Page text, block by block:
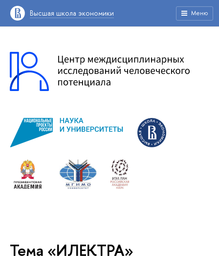
Высшая школа экономики Меню
Тема «ИЛЕКТРА»